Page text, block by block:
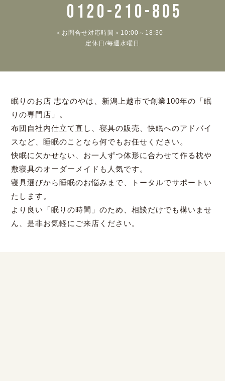
0120-210-805
＜お問合せ対応時間＞10:00～18:30
定休日/毎週水曜日
眠りのお店 志なのやは、新潟上越市で創業100年の「眠
りの専門店」。
布団自社内仕立て直し、寝具の販売、快眠へのアドバイ
スなど、睡眠のことなら何でもお任せください。
快眠に欠かせない、お一人ずつ体形に合わせて作る枕や
敷寝具のオーダーメイドも人気です。
寝具選びから睡眠のお悩みまで、トータルでサポートい
たします。
より良い「眠りの時間」のため、相談だけでも構いませ
ん、是非お気軽にご来店ください。